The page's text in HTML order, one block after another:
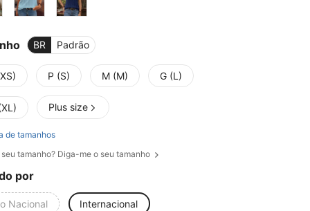
BR Padrão
P (S) M (M) G (L)
Plus size
de tamanhos
tamanho? Diga-me o seu tamanho
por
Nacional Internacional